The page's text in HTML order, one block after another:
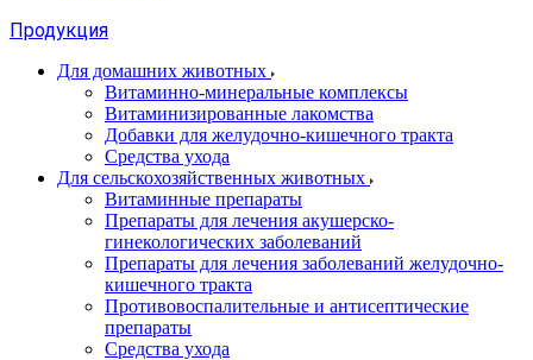
Продукция
Для домашних животных
Витаминно-минеральные комплексы
Витаминизированные лакомства
Добавки для желудочно-кишечного тракта
Средства ухода
Для сельскохозяйственных животных
Витаминные препараты
Препараты для лечения акушерско-
гинекологических заболеваний
Препараты для лечения заболеваний желудочно-
кишечного тракта
Противовоспалительные и антисептические
препараты
Средства ухода